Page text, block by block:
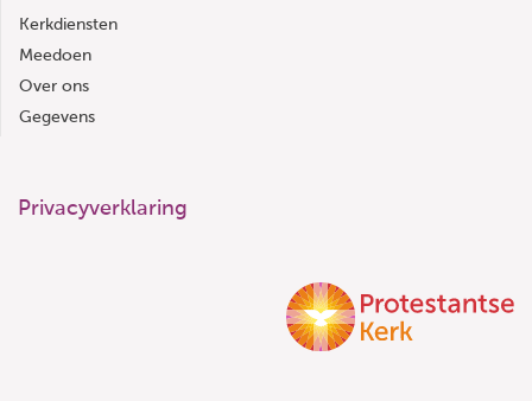
Kerkdiensten
Meedoen
Over ons
Gegevens
Privacyverklaring